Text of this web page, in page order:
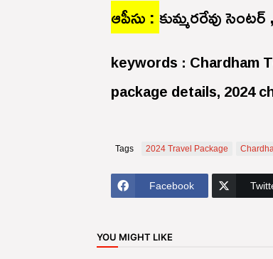
ఆపీసు :కుమ్మరరేవు
keywords : Chardham
package details, 2024
Tags 2024 Travel Package
Facebook
YOU MIGHT LIKE